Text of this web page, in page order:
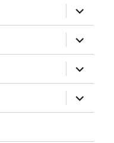
anzeigen
anzeigen
anzeigen
anzeigen